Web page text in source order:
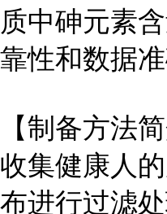
质中砷元素
靠性和数据准
【制备方法简
收集健康人
布进行过滤